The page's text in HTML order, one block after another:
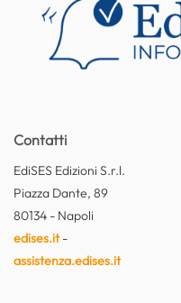
Contatti
EdiSES Edizioni S.r.l.
Piazza Dante, 89
80134 - Napoli
edises.it-
assistenza.edises.it